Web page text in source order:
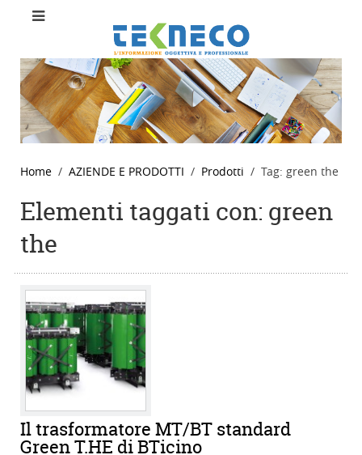
Home AZIENDE E PRODOTTI Prodotti Tag: green the
Elementi taggati con: green
the
Il trasformatore MT/BT standard
Green T.HE di BTicino